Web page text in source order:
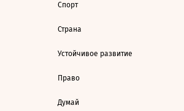
Спорт
Страна
Устойчивое развитие
Право
Думай